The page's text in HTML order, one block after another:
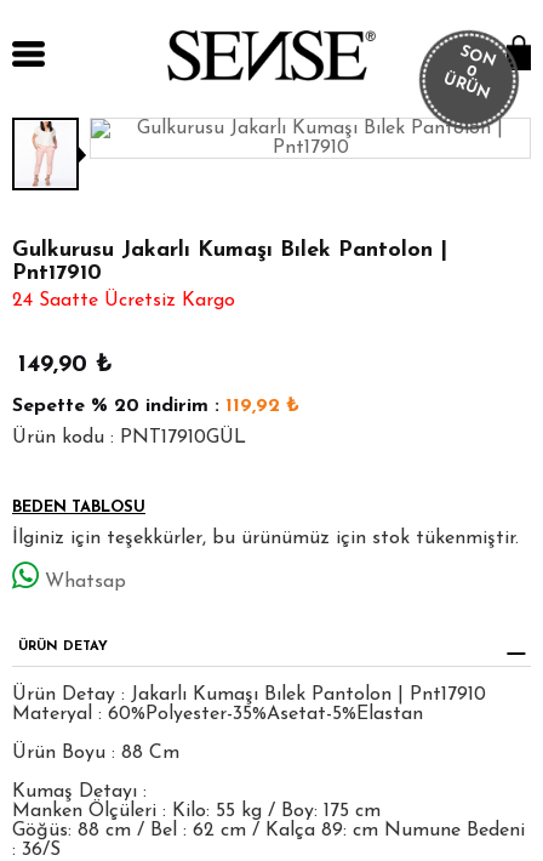
SON
0
ÜRÜN
Gulkurusu Jakarlı Kumaşı Bılek Pantolon |
Pnt17910
24 Saatte Ücretsiz Kargo
149,90 ₺
Sepette % 20 indirim : 119,92 ₺
Ürün kodu : PNT17910GÜL
BEDEN TABLOSU
İlginiz için teşekkürler, bu ürünümüz için stok tükenmiştir.
Whatsap
ÜRÜN DETAY
Ürün Detay : Jakarlı Kumaşı Bılek Pantolon | Pnt17910
Materyal : 60%Polyester-35%Asetat-5%Elastan
Ürün Boyu : 88 Cm
Kumaş Detayı :
Manken Ölçüleri : Kilo: 55 kg / Boy: 175 cm
Göğüs: 88 cm / Bel : 62 cm / Kalça 89: cm Numune Bedeni
: 36/S